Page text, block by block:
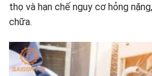
thọ và hạn chế nguy cơ hỏng
chữa.